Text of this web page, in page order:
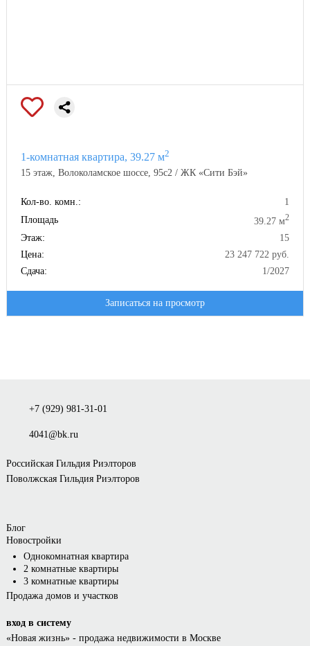
1-комнатная квартира, 39.27 м2
15 этаж, Волоколамское шоссе, 95с2 / ЖК «Сити Бэй»
Кол-во. комн.:
1
Площадь
39.27 м2
Этаж:
15
Цена:
23 247 722 руб.
Сдача:
1/2027
Записаться на просмотр
+7 (929) 981-31-01
4041@bk.ru
Российская Гильдия Риэлторов
Поволжская Гильдия Риэлторов
Блог
Новостройки
Однокомнатная квартира
2 комнатные квартиры
3 комнатные квартиры
Продажа домов и участков
вход в систему
«Новая жизнь»- продажа недвижимости в Москве